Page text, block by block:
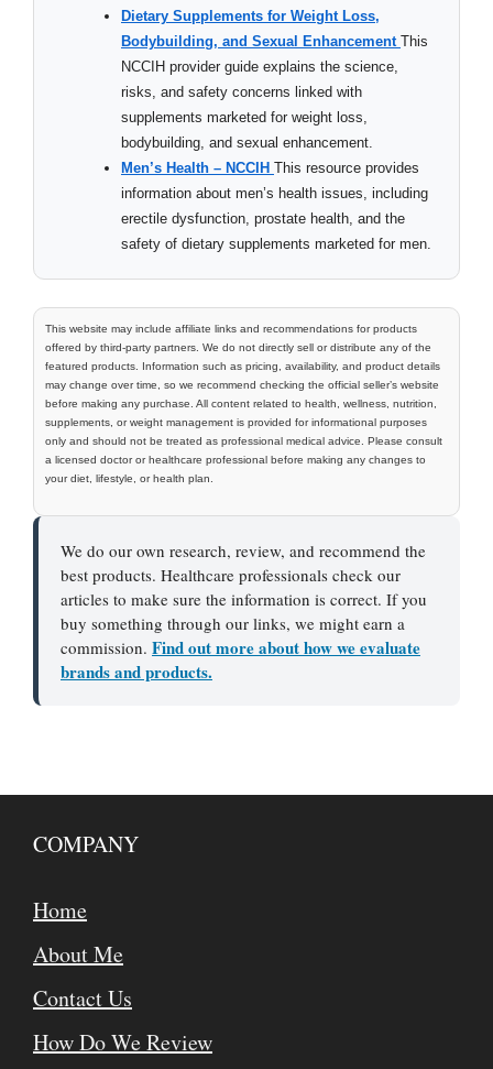
Dietary Supplements for Weight Loss,
Bodybuilding, and Sexual Enhancement This
NCCIH provider guide explains the science,
risks, and safety concerns linked with
supplements marketed for weight loss,
bodybuilding, and sexual enhancement.
Men’s Health – NCCIH This resource provides
information about men’s health issues, including
erectile dysfunction, prostate health, and the
safety of dietary supplements marketed for men.
This website may include affiliate links and recommendations for products
offered by third-party partners. We do not directly sell or distribute any of the
featured products. Information such as pricing, availability, and product details
may change over time, so we recommend checking the official seller’s website
before making any purchase. All content related to health, wellness, nutrition,
supplements, or weight management is provided for informational purposes
only and should not be treated as professional medical advice. Please consult
a licensed doctor or healthcare professional before making any changes to
your diet, lifestyle, or health plan.
We do our own research, review, and recommend the
best products. Healthcare professionals check our
articles to make sure the information is correct. If you
buy something through our links, we might earn a
commission. Find out more about how we evaluate
brands and products.
COMPANY
Home
About Me
Contact Us
How Do We Review